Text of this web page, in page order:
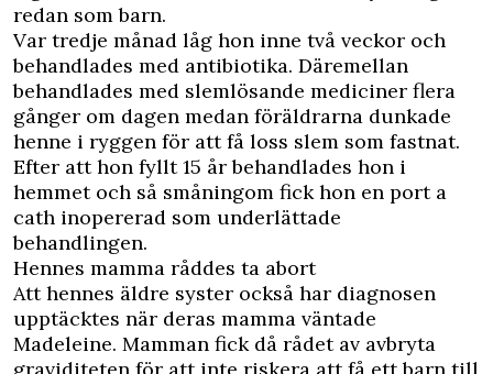
redan som barn.
Var tredje månad låg hon inne två veckor och
behandlades med antibiotika. Däremellan
behandlades med slemlösande mediciner flera
gånger om dagen medan föräldrarna dunkade
henne i ryggen för att få loss slem som fastnat.
Efter att hon fyllt 15 år behandlades hon i
hemmet och så småningom fick hon en port a
cath inopererad som underlättade
behandlingen.
Hennes mamma råddes ta abort
Att hennes äldre syster också har diagnosen
upptäcktes när deras mamma väntade
Madeleine. Mamman fick då rådet av avbryta